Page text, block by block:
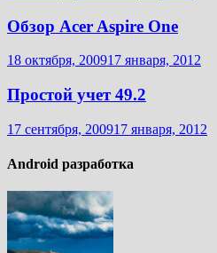
Обзор Acer Aspire One
18 октября, 200917 января, 2012
Простой учет 49.2
17 сентября, 200917 января, 2012
Android разработка